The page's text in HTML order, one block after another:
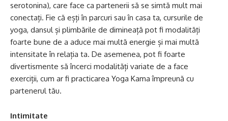
serotonina), care face ca partenerii să se simtă mult mai
conectați. Fie că eșți în parcuri sau în casa ta, cursurile de
yoga, dansul și plimbările de dimineață pot fi modalități
foarte bune de a aduce mai multă energie și mai multă
intensitate în relația ta. De asemenea, pot fi foarte
divertismente să încerci modalități variate de a face
exerciții, cum ar fi practicarea Yoga Kama împreună cu
partenerul tău.
Intimitate